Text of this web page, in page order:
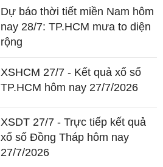
Dự báo thời tiết miền Nam hôm
nay 28/7: TP.HCM mưa to diện
rộng
XSHCM 27/7 - Kết quả xổ số
TP.HCM hôm nay 27/7/2026
XSDT 27/7 - Trực tiếp kết quả
xổ số Đồng Tháp hôm nay
27/7/2026